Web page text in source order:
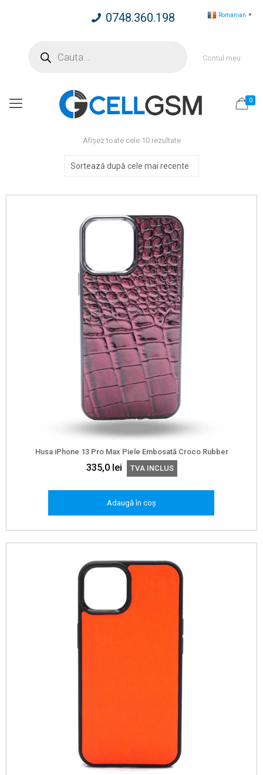
0748.360.198
search
Contul meu
0
Afișez toate cele 10 rezultateSortat
cele
Husa iPhone 13 Pro Max Piele Embosată Croco Rubber
335,0 lei TVA INCLUS
Adaugă în coș
Romanian ▼